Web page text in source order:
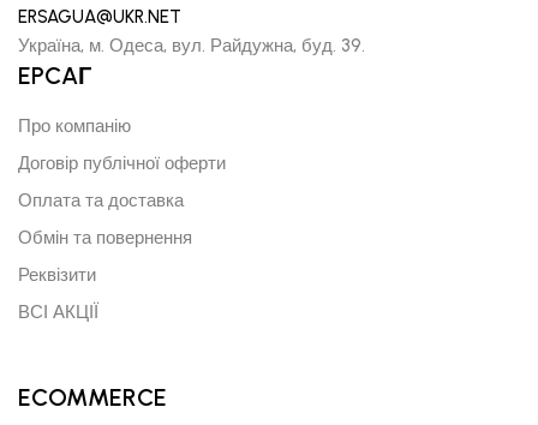
ERSAGUA@UKR.NET
Україна, м. Одеса, вул. Райдужна, буд. 39.
EPCAГ
Про компанію
Договір публічної оферти
Оплата та доставка
Обмін та повернення
Реквізити
ВСІ АКЦІЇ
ECOMMERCE